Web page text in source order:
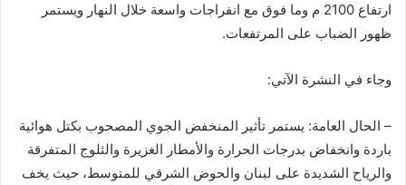
ارتفاع 2100 م وما فوق مع انفراجات واسعة خلال النهار ويستمر
ظهور الضباب على المرتفعات.
وجاء في النشرة الآتي:
– الحال العامة: يستمر تأثير المنخفض الجوي المصحوب بكتل هوائية
باردة وانخفاض بدرجات الحرارة والأمطار الغزيرة والثلوج المتفرقة
والرياح الشديدة على لبنان والحوض الشرقي للمتوسط، حيث يخف